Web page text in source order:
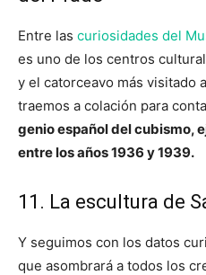
Entre las curiosidades del
es uno de los centros
y el catorceavo más visitado
traemos a colación para
genio español del cubismo,
entre los años 1936 y 1939.
11. La escultura de
Y seguimos con los datos
que asombrará a todos los